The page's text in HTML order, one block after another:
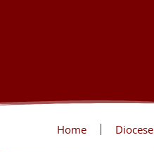
Home Diocese